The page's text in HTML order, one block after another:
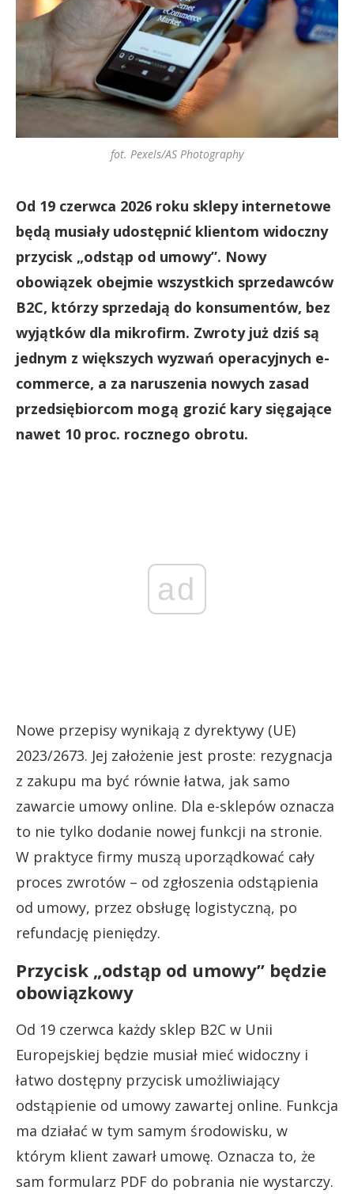
fot. Pexels/AS Photography
Od 19 czerwca 2026 roku sklepy internetowe
będą musiały udostępnić klientom widoczny
przycisk „odstąp od umowy”. Nowy
obowiązek obejmie wszystkich sprzedawców
B2C, którzy sprzedają do konsumentów, bez
wyjątków dla mikrofirm. Zwroty już dziś są
jednym z większych wyzwań operacyjnych e-
commerce, a za naruszenia nowych zasad
przedsiębiorcom mogą grozić kary sięgające
nawet 10 proc. rocznego obrotu.
ad
Nowe przepisy wynikają z dyrektywy (UE)
2023/2673. Jej założenie jest proste: rezygnacja
z zakupu ma być równie łatwa, jak samo
zawarcie umowy online. Dla e-sklepów oznacza
to nie tylko dodanie nowej funkcji na stronie.
W praktyce firmy muszą uporządkować cały
proces zwrotów – od zgłoszenia odstąpienia
od umowy, przez obsługę logistyczną, po
refundację pieniędzy.
Przycisk „odstąp od umowy” będzie
obowiązkowy
Od 19 czerwca każdy sklep B2C w Unii
Europejskiej będzie musiał mieć widoczny i
łatwo dostępny przycisk umożliwiający
odstąpienie od umowy zawartej online. Funkcja
ma działać w tym samym środowisku, w
którym klient zawarł umowę. Oznacza to, że
sam formularz PDF do pobrania nie wystarczy.